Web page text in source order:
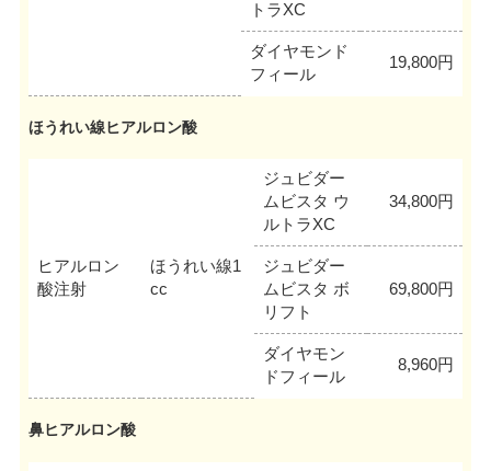
トラXC
ダイヤモンド
フィール
19,800円
ほうれい線ヒアルロン酸
ヒアルロン
酸注射
ほうれい線1
cc
ジュビダー
ムビスタ ウ
ルトラXC
34,800円
ジュビダー
ムビスタ ボ
リフト
69,800円
ダイヤモン
ドフィール
8,960円
鼻ヒアルロン酸